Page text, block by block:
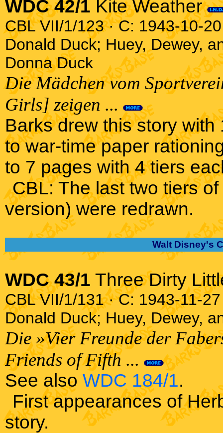
WDC 42/1 Kite Weather
CBL VII/1/123 · C: 1943-10-
Donald Duck; Huey, Dewey,
Donna Duck
Die Mädchen vom
Girls] zeigen ...
Barks drew this story
to war-time paper
to 7 pages with 4 tiers
CBL: The last two tiers
version) were redrawn.
Walt Disney's
WDC 43/1 Three Dirty
CBL VII/1/131 · C: 1943-11-
Donald Duck; Huey, Dewey,
Die »Vier Freunde der
Friends of Fifth ...
See also WDC 184/1.
First appearances of
story.